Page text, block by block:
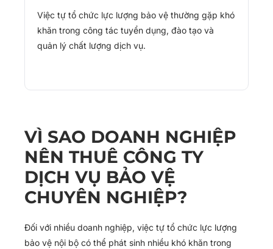
Việc tự tổ chức lực lượng bảo vệ thường gặp khó
khăn trong công tác tuyển dụng, đào tạo và
quản lý chất lượng dịch vụ.
VÌ SAO DOANH NGHIỆP
NÊN THUÊ CÔNG TY
DỊCH VỤ BẢO VỆ
CHUYÊN NGHIỆP?
Đối với nhiều doanh nghiệp, việc tự tổ chức lực lượng
bảo vệ nội bộ có thể phát sinh nhiều khó khăn trong